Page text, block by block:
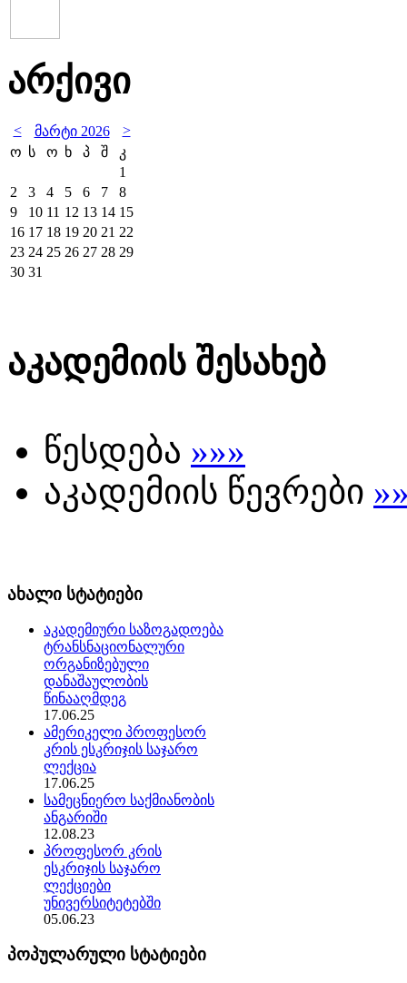
არქივი
< მარტი 2026
>
ო ს ო ხ პ შ
კ
1
2
3 4 5 6 7
8
9
10 11 12 13 14 15
16 17 18 19 20 21 22
23 24 25 26 27 28 29
30 31
აკადემიის შესახებ
წესდება »»»
აკადემიის წევრები
ახალი სტატიები
აკადემიური საზოგადოება
ტრანსნაციონალური
ორგანიზებული
დანაშაულობის
წინააღმდეგ
17.06.25
ამერიკელი პროფესორ
კრის ესკრიჯის საჯარო
ლექცია
17.06.25
სამეცნიერო საქმიანობის
ანგარიში
12.08.23
პროფესორ კრის
ესკრიჯის საჯარო
ლექციები
უნივერსიტეტებში
05.06.23
პოპულარული სტატიები